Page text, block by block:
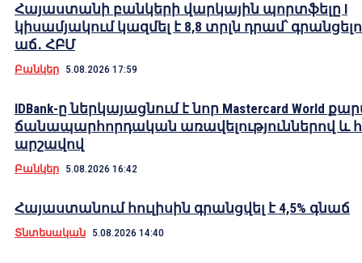
Հայաստանի բանկերի վարկային պորտֆելը I
կիսամյակում կազմել է 8,8 տրլն դրամ՝
աճ․ ՀԲՄ
Բանկեր 5.08.2026 17:59
IDBank-ը ներկայացնում է նոր Mastercard World
ճանապարհորդական առավելություններով և
արշավով
Բանկեր 5.08.2026 16:42
Հայաստանում հուլիսին գրանցվել է 4,5% գնաճ
Տնտեսական 5.08.2026 14:40